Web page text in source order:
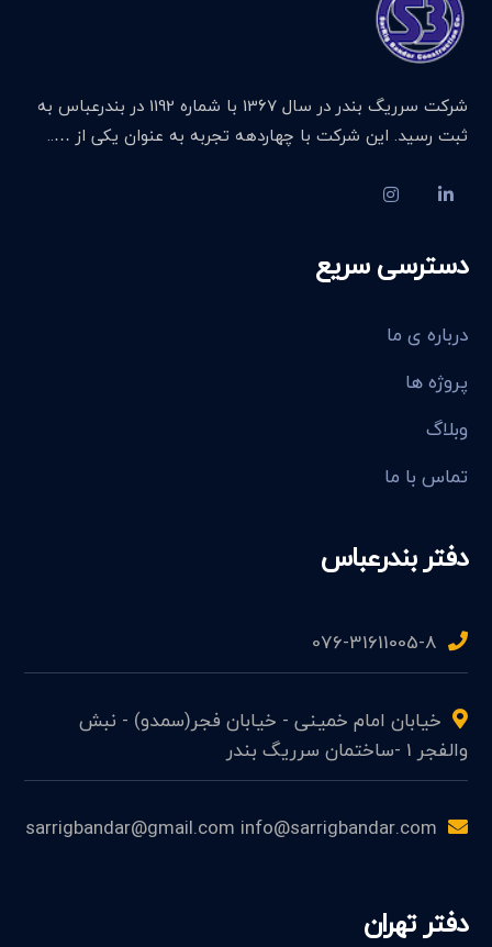
شرکت سرریگ بندر در سال 1367 با شماره 1192 در بندرعباس به
ثبت رسید. این شرکت با چهاردهه تجربه به عنوان یکی از …..
دسترسی سریع
درباره ی ما
پروژه ها
وبلاگ
تماس با ما
دفتر بندرعباس
076-31611005-8
خیابان امام خمینی - خیابان فجر(سمدو) - نبش
والفجر 1 -ساختمان سرریگ بندر
sarrigbandar@gmail.com info@sarrigbandar.com
دفتر تهران